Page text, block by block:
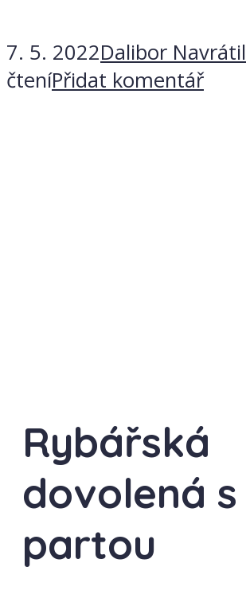
7. 5. 2022Dalibor Navrátil
čteníPřidat komentář
Rybářská
dovolená s
partou